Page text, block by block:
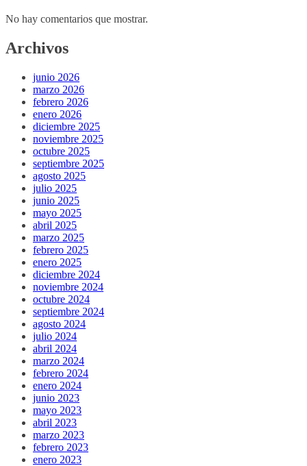
No hay comentarios que mostrar.
Archivos
junio 2026
marzo 2026
febrero 2026
enero 2026
diciembre 2025
noviembre 2025
octubre 2025
septiembre 2025
agosto 2025
julio 2025
junio 2025
mayo 2025
abril 2025
marzo 2025
febrero 2025
enero 2025
diciembre 2024
noviembre 2024
octubre 2024
septiembre 2024
agosto 2024
julio 2024
abril 2024
marzo 2024
febrero 2024
enero 2024
junio 2023
mayo 2023
abril 2023
marzo 2023
febrero 2023
enero 2023